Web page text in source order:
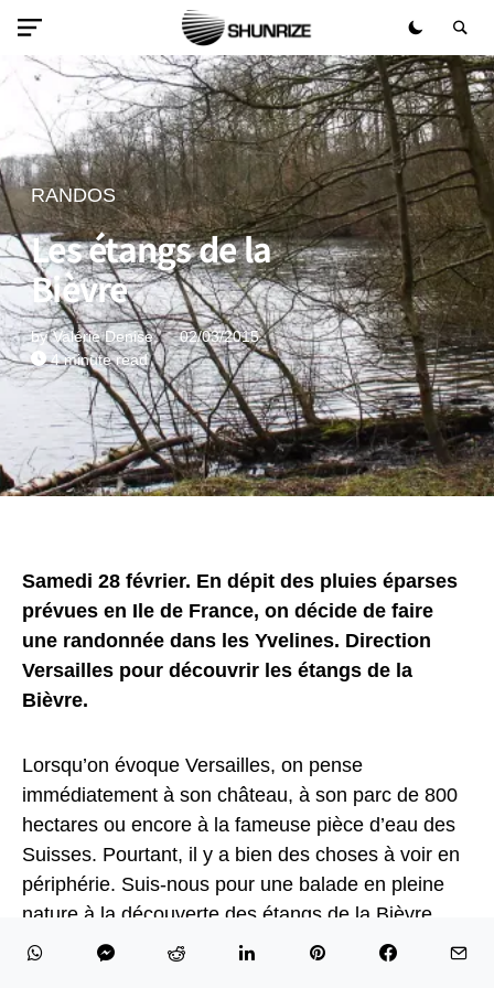
RANDOS
Les étangs de la
Bièvre
by Valérie Denise
02/03/2015
4 minute read
Samedi 28 février. En dépit des pluies éparses
prévues en Ile de France, on décide de faire
une randonnée dans les Yvelines. Direction
Versailles pour découvrir les étangs de la
Bièvre.
Lorsqu’on évoque Versailles, on pense
immédiatement à son château, à son parc de 800
hectares ou encore à la fameuse pièce d’eau des
Suisses. Pourtant, il y a bien des choses à voir en
périphérie. Suis-nous pour une balade en pleine
nature à la découverte des étangs de la Bièvre.